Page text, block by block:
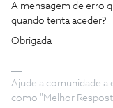
A mensagem de erro
quando tenta aceder?
Obrigada
Ajude a comunidade
como "Melhor